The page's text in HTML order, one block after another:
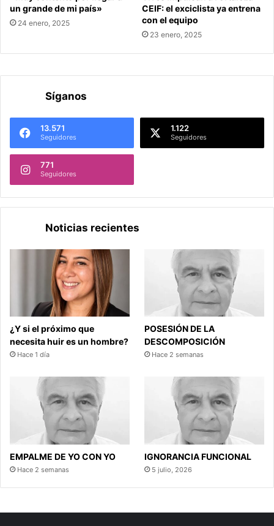
un grande de mi país»
24 enero, 2025
CEIF: el exciclista ya entrena
con el equipo
23 enero, 2025
Síganos
13.571
Seguidores
1.122
Seguidores
771
Seguidores
Noticias recientes
¿Y si el próximo que
necesita huir es un hombre?
Hace 1 día
POSESIÓN DE LA
DESCOMPOSICIÓN
Hace 2 semanas
EMPALME DE YO CON YO
Hace 2 semanas
IGNORANCIA FUNCIONAL
5 julio, 2026